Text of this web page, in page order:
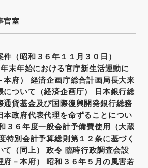
官室
（昭和３６年１１月３０日）
年末年始における官庁新生活運動に
本府） 経済企画庁総合計画局長大来
について（経済企画庁） 日本銀行総
通貨基金及び国際復興開発銀行総務
本政府代表代理を命ずることについ
３６年度一般会計予備費使用（大蔵
特別会計予算総則第１２条に基づく
て（同上） 政令 臨時行政調査会設
府－本府） 昭和３６年５月の風害若